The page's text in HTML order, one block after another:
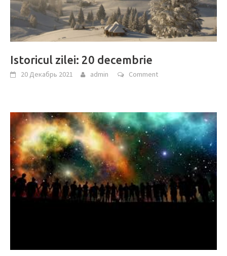
Istoricul zilei: 20 decembrie
20 Декабрь 2021 admin Comment